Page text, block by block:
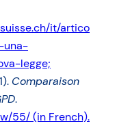
it/artico
una-
legge;
Comparaison
.
55/ (in French).